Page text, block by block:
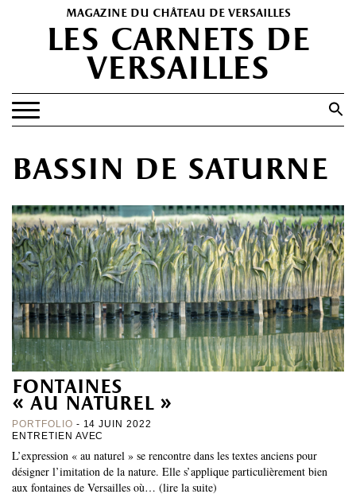
magazine du château de versailles
les carnets de
versailles
Search Button
PATRIMOINE
SPECTACLES
PORTFOLIOS
HISTOIRE(S)
LES +
ABONNEMENT GRATUIT AU MAGAZINE
bassin de saturne
fontaines
« au naturel »
PORTFOLIO - 14 JUIN 2022
ENTRETIEN AVEC
L’expression « au naturel » se rencontre dans les textes anciens pour
désigner l’imitation de la nature. Elle s’applique particulièrement bien
aux fontaines de Versailles où… (lire la suite)